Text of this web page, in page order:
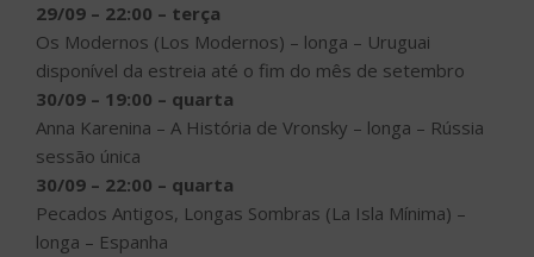
29/09 – 22:00 – terça
Os Modernos (Los Modernos) – longa – Uruguai
disponível da estreia até o fim do mês de setembro
30/09 – 19:00 – quarta
Anna Karenina – A História de Vronsky – longa – Rússia
sessão única
30/09 – 22:00 – quarta
Pecados Antigos, Longas Sombras (La Isla Mínima) –
longa – Espanha